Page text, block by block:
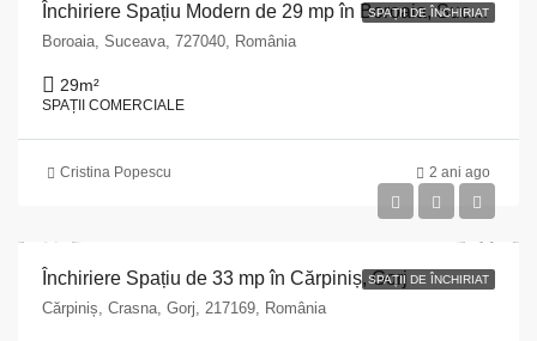
SPAȚII DE ÎNCHIRIAT
Închiriere Spațiu Modern de 29 mp în Boroaia, Suceava
Boroaia, Suceava, 727040, România
29m²
SPAȚII COMERCIALE
Cristina Popescu 2 ani ago
SPAȚII DE ÎNCHIRIAT
Închiriere Spațiu de 33 mp în Cărpiniș, Gorj
Cărpiniș, Crasna, Gorj, 217169, România